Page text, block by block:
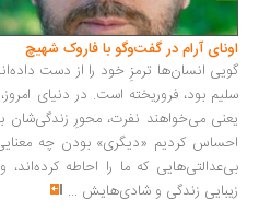
آرام در گفت‌وگو با فاروک شهیچ‭
انسان‌ها ترمزِ خود را از دست داده‌اند و
بود، فروریخته است. در دنیای امروز، همه
می‌خواهند نفرت، محورِ زندگی‌شان
کردیم «دیگری» بودن چه معنایی
که ما را احاطه کرده‌اند، و در
زندگی و شادی‌هایش...